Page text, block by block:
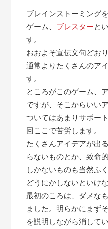
ブレインストーミング
ゲーム、 ブレスターと
す。
おおよそ宣伝文句どお
通常よりたくさんのア
す。
ところがこのゲーム、
ですが、そこからいい
ついてはあまりサポー
回ここで苦労します。
たくさんアイデアが出
らないものとか、致命
しかないものも当然ふ
どうにかしないといけ
最初のころは、ダメな
ました。明らかにまず
を説明しながら消して